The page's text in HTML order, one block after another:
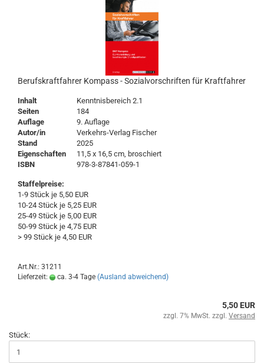
Berufskraftfahrer Kompass - Sozialvorschriften für Kraftfahrer
Inhalt
Kenntnisbereich 2.1
Seiten
184
Auflage
9. Auflage
Autor/in
Verkehrs-Verlag Fischer
Stand
2025
Eigenschaften
11,5 x 16,5 cm, broschiert
ISBN
978-3-87841-059-1
Staffelpreise:
1-9 Stück je 5,50 EUR
10-24 Stück je 5,25 EUR
25-49 Stück je 5,00 EUR
50-99 Stück je 4,75 EUR
> 99 Stück je 4,50 EUR
Art.Nr.: 31211
Lieferzeit:
ca. 3-4 Tage (Ausland abweichend)
5,50 EUR
zzgl. 7% MwSt. zzgl. Versand
Stück: